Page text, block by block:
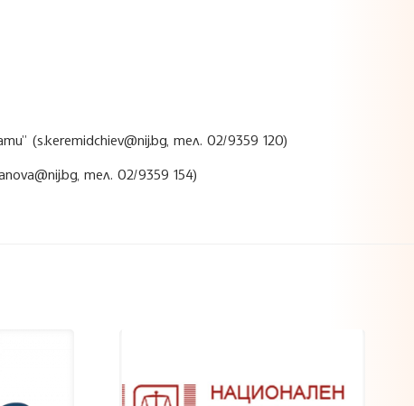
(s.keremidchiev@nij.bg, тел. 02/9359 120)
тел. 02/9359 154)